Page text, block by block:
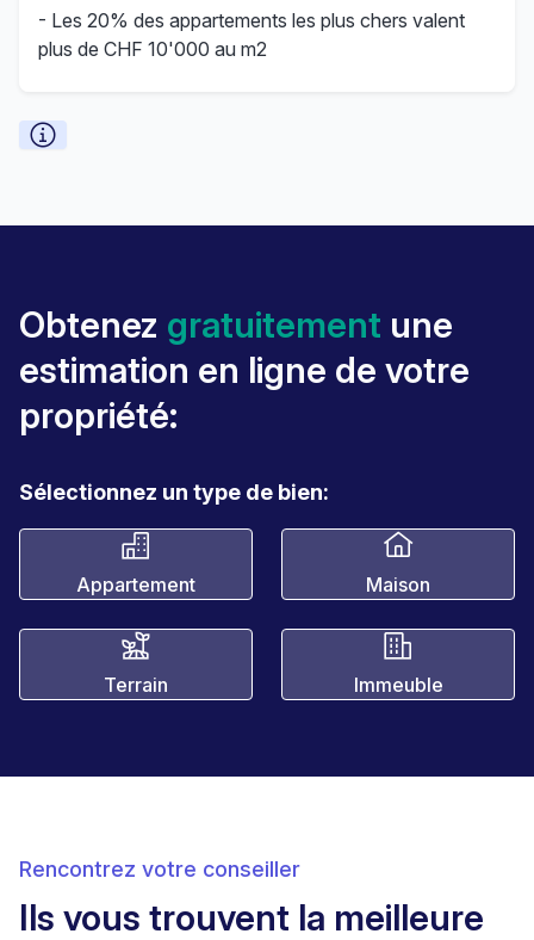
- Les 20% des appartements les plus chers valent
plus de CHF 10'000 au m2
Obtenez gratuitement une
estimation en ligne de votre
propriété:
Sélectionnez un type de bien:
Appartement Maison
Terrain Immeuble
Rencontrez votre conseiller
Ils vous trouvent la meilleure